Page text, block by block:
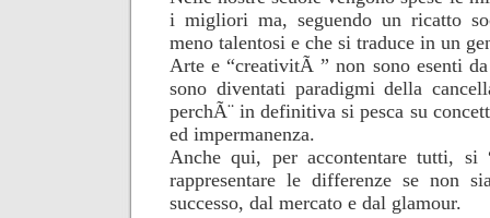
i migliori ma, seguendo un ricatto
meno talentosi e che si traduce in un
Arte e “creativitÃ ” non sono esenti
sono diventati paradigmi della
perchÃ¨ in definitiva si pesca su
ed impermanenza.
Anche qui, per accontentare tutti, si
rappresentare le differenze se non
successo, dal mercato e dal glamour.